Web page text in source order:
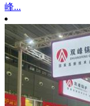
峰...